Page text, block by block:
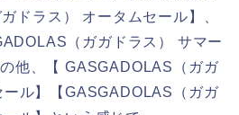
ドラス） オータムセール】、
（ガガドラス） サマー
他、【 GASGADOLAS（ガガ
ール】【GASGADOLAS（ガガ